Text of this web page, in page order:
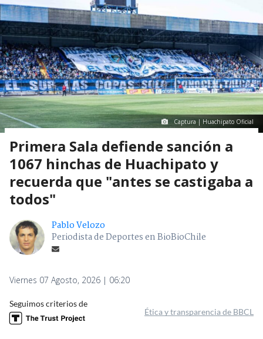
Captura | Huachipato Oficial
Primera Sala defiende sanción a
1067 hinchas de Huachipato y
recuerda que "antes se castigaba a
todos"
Pablo Velozo
Periodista de Deportes en BioBioChile
Viernes 07 Agosto, 2026 | 06:20
Seguimos criterios de
Ética y transparencia de BBCL